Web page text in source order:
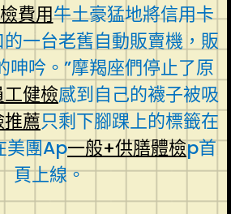
費用牛土豪猛地將信用卡
一台老舊自動販賣機，販
呻吟。”摩羯座們停止了原
工健檢感到自己的襪子被吸
薦只剩下腳踝上的標籤在
美團Ap一般+供膳體檢p首
頁上線。